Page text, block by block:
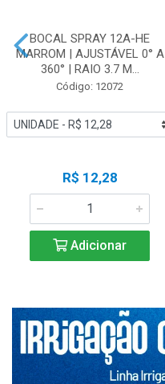
BOCAL SPRAY 12A-HE
MARROM | AJUSTÁVEL 0° A
360° | RAIO 3.7 M...
Código: 12072
R$ 12,28
Adicionar